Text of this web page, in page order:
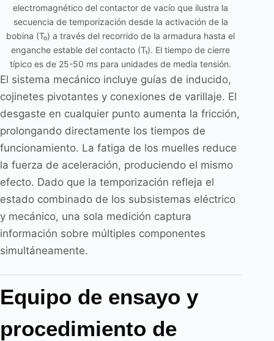
electromagnético del contactor de vacío que ilustra la
secuencia de temporización desde la activación de la
bobina (T₀) a través del recorrido de la armadura hasta el
enganche estable del contacto (T₁). El tiempo de cierre
típico es de 25-50 ms para unidades de media tensión.
El sistema mecánico incluye guías de inducido,
cojinetes pivotantes y conexiones de varillaje. El
desgaste en cualquier punto aumenta la fricción,
prolongando directamente los tiempos de
funcionamiento. La fatiga de los muelles reduce
la fuerza de aceleración, produciendo el mismo
efecto. Dado que la temporización refleja el
estado combinado de los subsistemas eléctrico
y mecánico, una sola medición captura
información sobre múltiples componentes
simultáneamente.
Equipo de ensayo y
procedimiento de